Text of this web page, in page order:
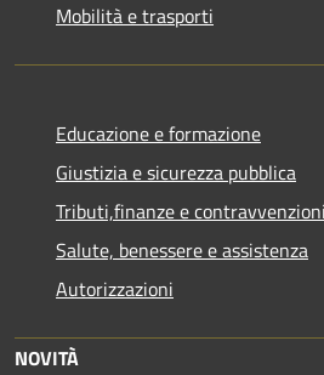
Mobilità e trasporti
Educazione e formazione
Giustizia e sicurezza pubblica
Tributi,finanze e contravvenzioni
Salute, benessere e assistenza
Autorizzazioni
NOVITÀ